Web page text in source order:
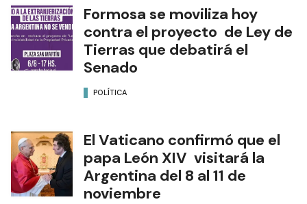
Formosa se moviliza hoy
contra el proyecto de Ley de
Tierras que debatirá el
Senado
POLÍTICA
El Vaticano confirmó que el
papa León XIV visitará la
Argentina del 8 al 11 de
noviembre